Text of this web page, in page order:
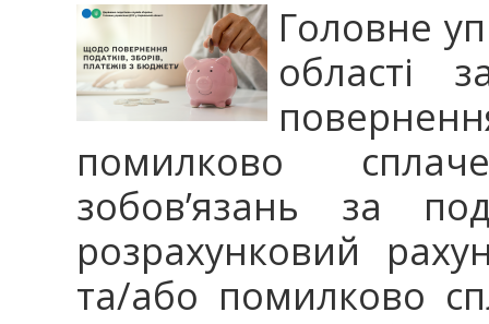
Головне
області
помилково
зобов’язань за
розрахунковий
та/або помилково